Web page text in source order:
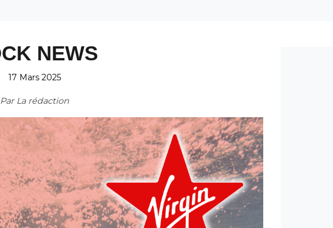
NEWS
17 Mars 2025
Par La rédaction